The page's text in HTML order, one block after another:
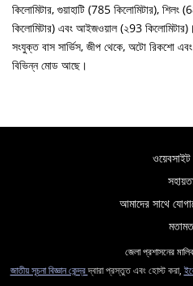
কিলোমিটার, গুয়াহাটি (785 কিলোমিটার), শিলং
কিলোমিটার) এবং আইজওয়াল (২93
সংযুক্ত বাস সার্ভিস, জীপ থেকে, অটো রিকশো
বিভিন্ন মোড আছে।
ওয়েবসাইট
আমাদের সাথে
মতামত
জেলা প্রশাসনের
জাতীয় সূচনা বিজ্ঞান কেন্দ্রদ্বারা প্রস্তুত এবং হোস্ট করা,